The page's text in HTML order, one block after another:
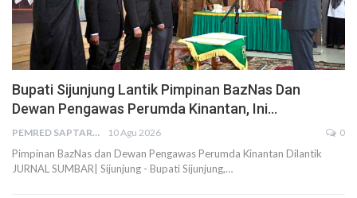
Bupati Sijunjung Lantik Pimpinan BazNas Dan
Dewan Pengawas Perumda Kinantan, Ini…
PEMRED SAPTARIUS 10 Agu 2026 0
Pimpinan BazNas dan Dewan Pengawas Perumda Kinantan Dilantik
JURNAL SUMBAR| Sijunjung - Bupati Sijunjung,…